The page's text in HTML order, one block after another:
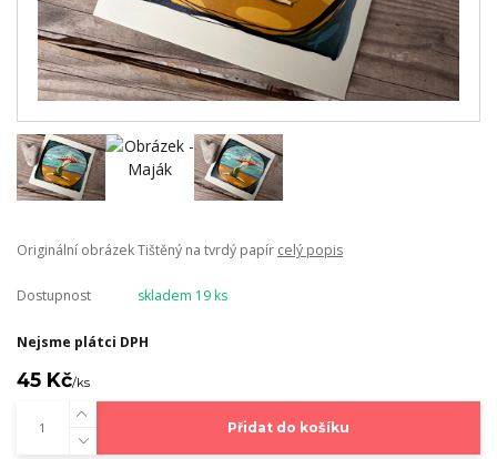
Originální obrázek Tištěný na tvrdý papír celý popis
Dostupnost skladem 19 ks
Nejsme plátci DPH
45 Kč/ks
Přidat do košíku